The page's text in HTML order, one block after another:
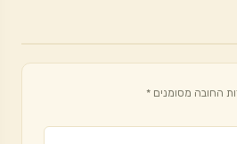
החובה מסומנים *